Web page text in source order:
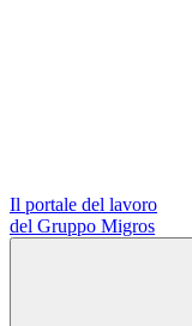
Il portale del lavoro
del Gruppo Migros